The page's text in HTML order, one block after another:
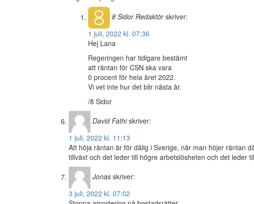
8 SidorRedaktör skriver:
1 juli, 2022 kl. 07:36
Hej Lana
Regeringen har tidigare bestämt
att räntan för CSN ska vara
0 procent för hela året 2022.
Vi vet inte hur det blir nästa år.
/8 Sidor
David Fathi skriver:
1 juli, 2022 kl. 11:13
Att höja räntan är för dålig i Sverige, när man höjer räntan
tillväxt och det leder till högre arbetslösheten och det leder
Jonas skriver:
3 juli, 2022 kl. 07:02